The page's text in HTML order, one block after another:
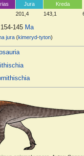
Jura
201,4
Kreda
143,1
145 Ma
jura (kimeryd-tyton)